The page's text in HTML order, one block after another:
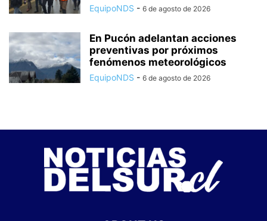
EquipoNDS - 6 de agosto de 2026
En Pucón adelantan acciones
preventivas por próximos
fenómenos meteorológicos
EquipoNDS - 6 de agosto de 2026